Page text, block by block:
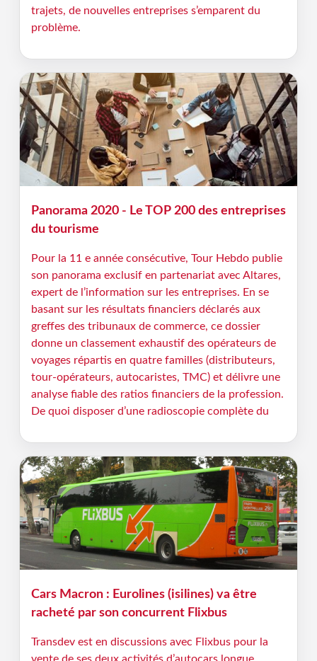
trajets, de nouvelles entreprises s’emparent du
problème.
Panorama 2020 - Le TOP 200 des entreprises
du tourisme
Pour la 11 e année consécutive, Tour Hebdo publie
son panorama exclusif en partenariat avec Altares,
expert de l’information sur les entreprises. En se
basant sur les résultats financiers déclarés aux
greffes des tribunaux de commerce, ce dossier
donne un classement exhaustif des opérateurs de
voyages répartis en quatre familles (distributeurs,
tour-opérateurs, autocaristes, TMC) et délivre une
analyse fiable des ratios financiers de la profession.
De quoi disposer d’une radioscopie complète du
Cars Macron : Eurolines (isilines) va être
racheté par son concurrent Flixbus
Transdev est en discussions avec Flixbus pour la